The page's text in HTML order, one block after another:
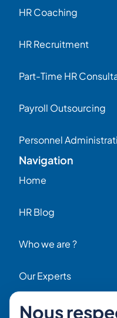
HR Coaching
HR Recruitment
Part-Time HR
Payroll Outsourcing
Personnel
Navigation
Home
HR Blog
Who we are ?
Our Experts
HR Job Offers
Nous